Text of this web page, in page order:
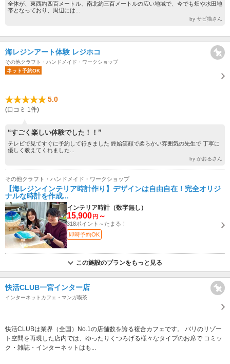
全体が、東西約四百メートル、南北約三百メートルの広い地域で、今でも畑や水田地
帯となっており、周辺には...
by サビ猫さん
海レジンアート体験 レジホコ
その他クラフト・ハンドメイド・ワークショップ
ネット予約OK
5.0
(口コミ 1件)
“すごく楽しい体験でした！！”
テレビで見てすぐに予約して行きました 終始笑顔で柔らかい雰囲気の先生で 丁寧に
優しく教えてくれました...
by かおるさん
その他クラフト・ハンドメイド・ワークショップ
【海レジンインテリア時計作り】デザインは自由自在！完全オリジ
ナルな時計を作成...
インテリア時計（数字無し）
15,900 円 ～
318ポイント～たまる！
即時予約OK
この施設のプランをもっと見る
快活CLUB一宮インター店
インターネットカフェ・マンガ喫茶
快活CLUBは業界（全国）No.1の店舗数を誇る複合カフェです。 バリのリゾー
ト空間を再現した店内では、ゆったりくつろげる様々なタイプのお席で コミッ
ク・雑誌・インターネットはも...